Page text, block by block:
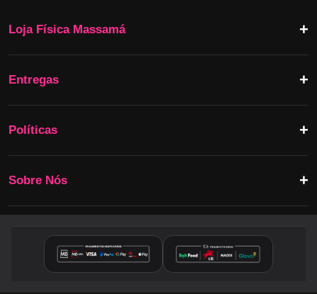
Loja Física Massamá
Entregas
Políticas
Sobre Nós